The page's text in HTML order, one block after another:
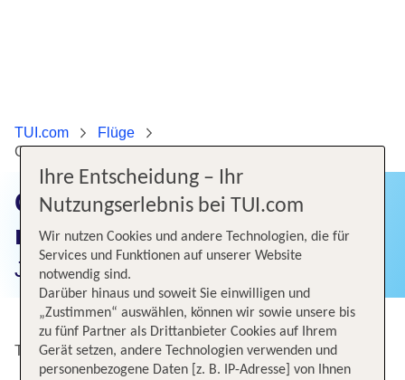
TUI.com
Flüge
Günstige Flüge von Zürich nach Miami
Günstige Flüge von Zürich
nach Miami
Jetzt Flugangebote finden!
Top Angebote von Zürich nach Miami Intl
Ihre Entscheidung – Ihr
Nutzungserlebnis bei TUI.com
Wir nutzen Cookies und andere Technologien, die für
Services und Funktionen auf unserer Website
notwendig sind.
Darüber hinaus und soweit Sie einwilligen und
„Zustimmen“ auswählen, können wir sowie unsere bis
zu fünf Partner als Drittanbieter Cookies auf Ihrem
Gerät setzen, andere Technologien verwenden und
personenbezogene Daten [z. B. IP-Adresse] von Ihnen